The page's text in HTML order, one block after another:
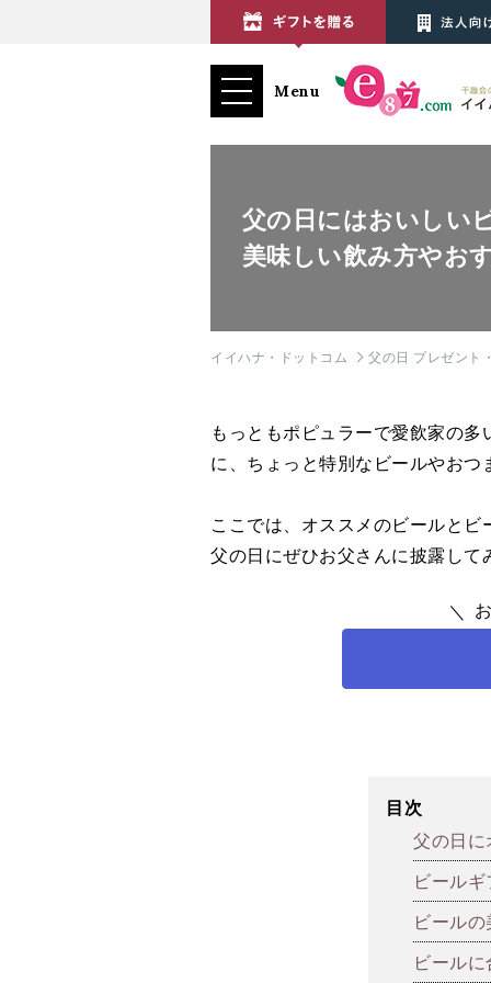
Menu
父の日にはおいしい
美味しい飲み方やお
イイハナ・ドットコム 父の日 プレゼント
もっともポピュラーで愛飲家の
に、ちょっと特別なビールやお
ここでは、オススメのビールと
父の日にぜひお父さんに披露して
目次
父の日に
ビール
ビール
ビール